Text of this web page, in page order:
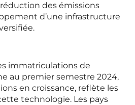
des émissions
d’une infrastructure
immatriculations de
au premier semestre 2024,
en croissance, reflète les
technologie. Les pays